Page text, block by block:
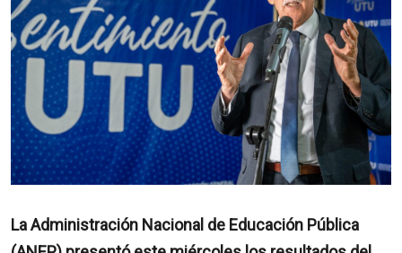
La Administración Nacional de Educación Pública